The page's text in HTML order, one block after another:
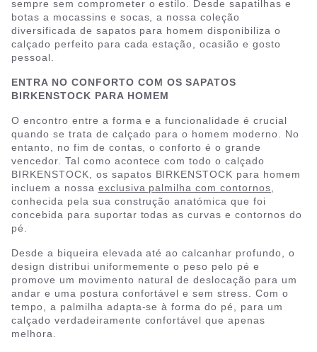
sempre sem comprometer o estilo. Desde sapatilhas e
botas a mocassins e socas, a nossa coleção
diversificada de sapatos para homem disponibiliza o
calçado perfeito para cada estação, ocasião e gosto
pessoal.
ENTRA NO CONFORTO COM OS SAPATOS
BIRKENSTOCK PARA HOMEM
O encontro entre a forma e a funcionalidade é crucial
quando se trata de calçado para o homem moderno. No
entanto, no fim de contas, o conforto é o grande
vencedor. Tal como acontece com todo o calçado
BIRKENSTOCK, os sapatos BIRKENSTOCK para homem
incluem a nossa exclusiva palmilha com contornos
conhecida pela sua construção anatómica que foi
concebida para suportar todas as curvas e contornos do
pé.
Desde a biqueira elevada até ao calcanhar profundo, o
design distribui uniformemente o peso pelo pé e
promove um movimento natural de deslocação para um
andar e uma postura confortável e sem stress. Com o
tempo, a palmilha adapta-se à forma do pé, para um
calçado verdadeiramente confortável que apenas
melhora.